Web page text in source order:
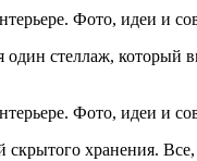
стеллаж,
скрытого хранения.